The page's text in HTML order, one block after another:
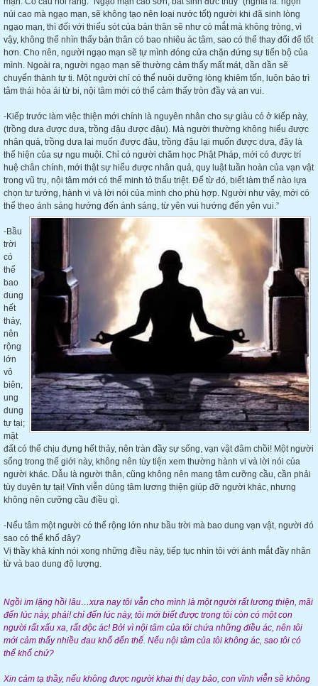
núi cao mà ngạo mạn, sẽ không tạo nên loại nước tốt) người khi đã sinh lòng
ngạo mạn, thì đối với thiếu sót của bản thân sẽ như có mắt mà không tròng, vì
vậy, không thể nhìn thấy bản thân có bao nhiêu ác tâm, sao có thể thay đổi để tốt
hơn. Cho nên, người ngạo mạn sẽ tự mình đóng cửa chặn đứng sự tiến bộ của
mình. Ngoài ra, người ngạo mạn sẽ thường cảm thấy mất mát, dần dần sẽ
chuyển thành tự ti. Một người chỉ có thể nuôi dưỡng lòng khiêm tốn, luôn bảo trì
tâm thái hòa ái từ bi, nội tâm mới có thể cảm thấy tròn đầy và an vui.
-Kiếp trước làm việc thiện mới chính là nguyên nhân cho sự giàu có ở kiếp này,
(trồng dưa được dưa, trồng đậu được đậu). Mà người thường không hiểu được
nhân quả, trồng dưa lại muốn được đậu, trồng đậu lại muốn được dưa, đây là
thể hiện của sự ngu muội. Chỉ có người chăm học Phật Pháp, mới có được trí
huệ chân chính, mới thật sự hiểu được nhân quả, quy luật tuần hoàn của vạn vật
trong vũ trụ, nội tâm mới có thể minh tỏ thấu triệt. Để từ đó, biết làm thế nào lựa
chọn tư tưởng, hành vi và lời nói của mình cho phù hợp. Người như vậy, mới có
thể theo ánh sáng hướng đến ánh sáng, từ yên vui hướng đến yên vui.”
-Bầu
trời
có
thể
bao
dung
hết
thảy,
nên
rộng
lớn
vô
biên,
ung
dung
tự tại;
mặt
đất có thể chịu đựng hết thảy, nên tràn đầy sự sống, vạn vật đâm chồi! Một người
sống trong thế giới này, không nên tùy tiện xem thường hành vi và lời nói của
người khác. Dẫu là người thân, cũng không nên mang tâm cưỡng cầu, cần phải
tùy duyên tự tại! Vĩnh viễn dùng tâm lương thiện giúp đỡ người khác, nhưng
không nên cưỡng cầu điều gì.
-Nếu tâm một người có thể rộng lớn như bầu trời mà bao dung vạn vật, người đó
sao có thể khổ đây?
Vị thầy khả kính nói xong những điều này, tiếp tục nhìn tôi với ánh mắt đầy nhân
từ và bao dung độ lượng.
Ngồi im lặng hồi lâu…xưa nay tôi vẫn cho mình là một người rất lương thiện, mãi
đến lúc này, phải! chỉ đến lúc này, tôi mới biết được trong tôi còn có một con
người rất xấu xa, rất độc ác! Bởi vì nội tâm của tôi chứa những điều ác, nên tôi
mới cảm thấy nhiều đau khổ đến thế. Nếu nội tâm của tôi không ác, sao tôi có
thể khổ chứ?
Xin cảm tạ thầy, nếu không được người khai thị dạy bảo, con vĩnh viễn sẽ không